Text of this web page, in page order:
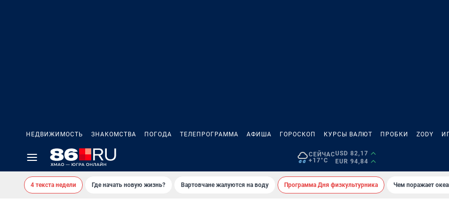
НЕДВИЖИМОСТЬ ЗНАКОМСТВА ПОГОДА ТЕЛЕПРОГРАММА АФИША ГОРОСКОП КУРСЫ ВАЛЮТ ПРОБКИ ZODY
СЕЙЧАС
+17°C
USD 82,17
EUR 94,84
4 текста недели Где начать новую жизнь? Вартовчане жалуются на воду Программа Дня физкультурника Чем поражает